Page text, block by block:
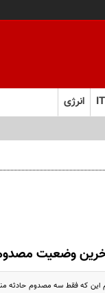
IT انرژی
وضعیت
این که فقط سه مصدوم حادثه